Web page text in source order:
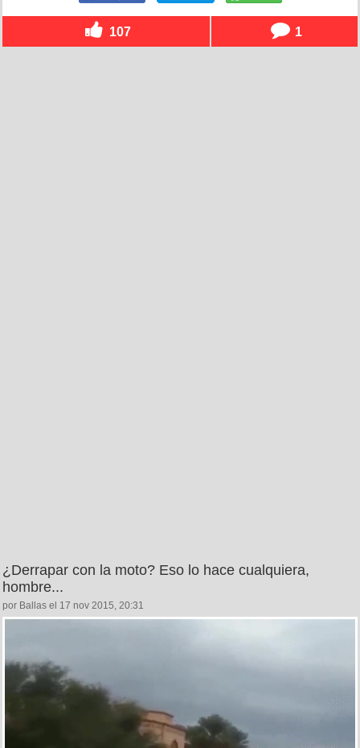
107 1
¿Derrapar con la moto? Eso lo hace cualquiera,
hombre...
por Ballas el 17 nov 2015, 20:31